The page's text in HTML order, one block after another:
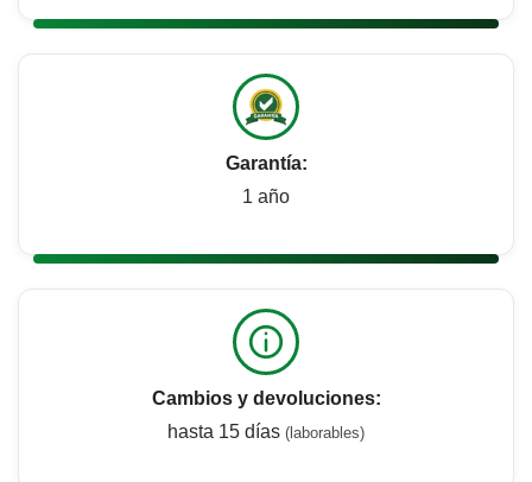
Garantía:
1 año
Cambios y devoluciones:
hasta 15 días (laborables)